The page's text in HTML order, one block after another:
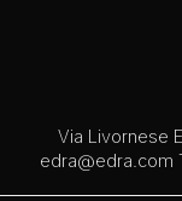
Via Livornese
edra@edra.com